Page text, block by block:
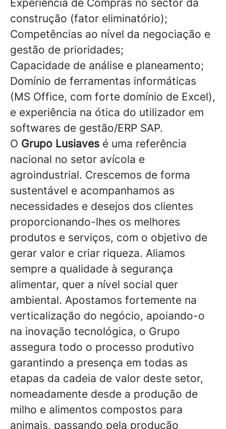
Experiência de Compras no sector da
construção (fator eliminatório);
Competências ao nível da negociação e
gestão de prioridades;
Capacidade de análise e planeamento;
Domínio de ferramentas informáticas
(MS Office, com forte domínio de Excel),
e experiência na ótica do utilizador em
softwares de gestão/ERP SAP.
O Grupo Lusiaves é uma referência
nacional no setor avícola e
agroindustrial. Crescemos de forma
sustentável e acompanhamos as
necessidades e desejos dos clientes
proporcionando-lhes os melhores
produtos e serviços, com o objetivo de
gerar valor e criar riqueza. Aliamos
sempre a qualidade à segurança
alimentar, quer a nível social quer
ambiental. Apostamos fortemente na
verticalização do negócio, apoiando-o
na inovação tecnológica, o Grupo
assegura todo o processo produtivo
garantindo a presença em todas as
etapas da cadeia de valor deste setor,
nomeadamente desde a produção de
milho e alimentos compostos para
animais, passando pela produção